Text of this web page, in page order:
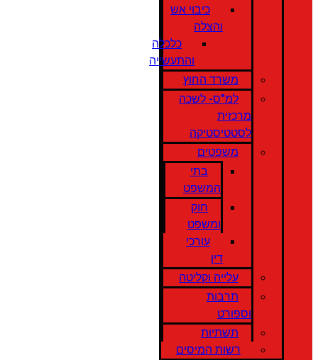
כיבוי אש
והצלה
כלכלה
והתעשייה
משרד החוץ
למ"ס- לשכה
מרכזית
לסטטיסטיקה
משפטים
בתי
המשפט
חוק
ומשפט
עורכי
דין
עלייה וקליטה
תרבות
וספורט
תשתיות
רשות המיסים